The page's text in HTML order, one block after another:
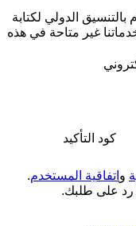
بالتنسيق الدولي لكتابة
غير متاحة في هذه
كود التأكيد
و اتفاقية المستخدم.
رد على طلبك.